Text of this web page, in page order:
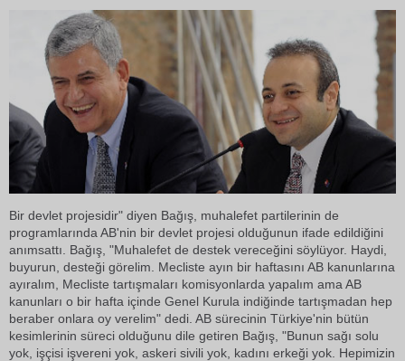
Bir devlet projesidir" diyen Bağış, muhalefet partilerinin de
programlarında AB'nin bir devlet projesi olduğunun ifade edildiğini
anımsattı. Bağış, "Muhalefet de destek vereceğini söylüyor. Haydi,
buyurun, desteği görelim. Mecliste ayın bir haftasını AB kanunlarına
ayıralım, Mecliste tartışmaları komisyonlarda yapalım ama AB
kanunları o bir hafta içinde Genel Kurula indiğinde tartışmadan hep
beraber onlara oy verelim" dedi. AB sürecinin Türkiye'nin bütün
kesimlerinin süreci olduğunu dile getiren Bağış, "Bunun sağı solu
yok, işçisi işvereni yok, askeri sivili yok, kadını erkeği yok. Hepimizin